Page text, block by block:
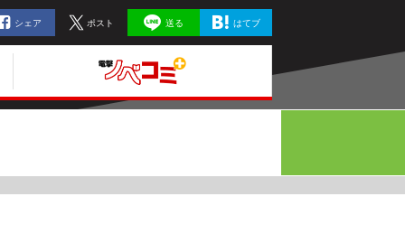
シェア ポスト 送る はてブ